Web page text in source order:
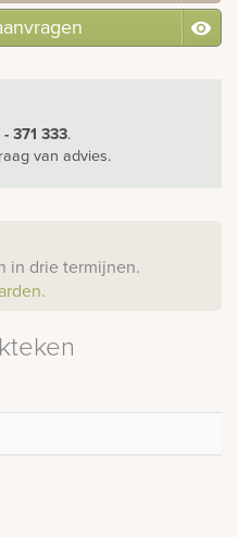
371 333.
van advies.
in drie termijnen.